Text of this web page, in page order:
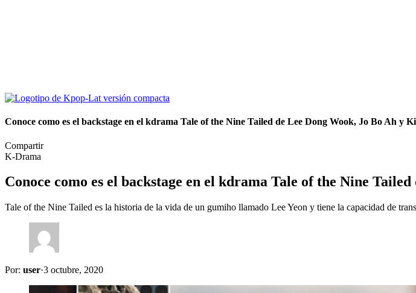
Conoce como es el backstage en el kdrama Tale of the Nine Tailed de Lee Dong Wook, Jo Bo Ah y
Compartir
K-Drama
Conoce como es el backstage en el kdrama Tale of the Nine
Tale of the Nine Tailed es la historia de la vida de un gumiho llamado Lee Yeon y tiene la capacidad de
Por: user·3 octubre, 2020